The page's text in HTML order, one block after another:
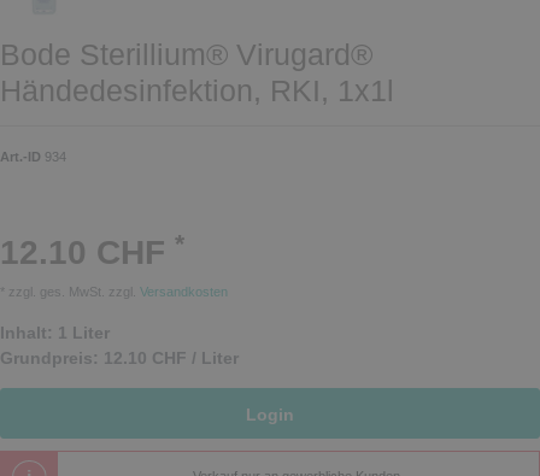
Bode Sterillium® Virugard®
Händedesinfektion, RKI, 1x1l
Art.-ID 934
12.10 CHF *
* zzgl. ges. MwSt. zzgl. Versandkosten
Inhalt: 1 Liter
Grundpreis: 12.10 CHF / Liter
Login